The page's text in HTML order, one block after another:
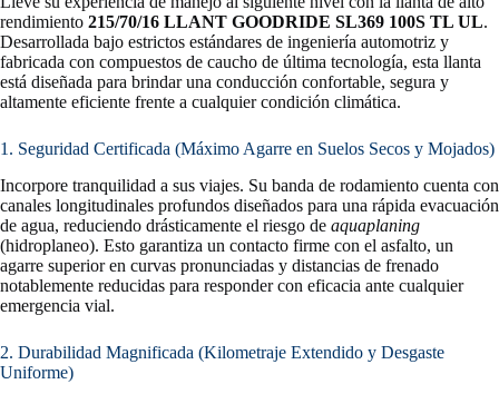
rendimiento 215/70/16 LLANT GOODRIDE SL369 100S TL UL.
Desarrollada bajo estrictos estándares de ingeniería automotriz y
fabricada con compuestos de caucho de última tecnología, esta llanta
está diseñada para brindar una conducción confortable, segura y
altamente eficiente frente a cualquier condición climática.
1. Seguridad Certificada (Máximo Agarre en Suelos Secos y Mojados)
Incorpore tranquilidad a sus viajes. Su banda de rodamiento cuenta con
canales longitudinales profundos diseñados para una rápida evacuación
de agua, reduciendo drásticamente el riesgo de aquaplaning
(hidroplaneo). Esto garantiza un contacto firme con el asfalto, un
agarre superior en curvas pronunciadas y distancias de frenado
notablemente reducidas para responder con eficacia ante cualquier
emergencia vial.
2. Durabilidad Magnificada (Kilometraje Extendido y Desgaste
Uniforme)